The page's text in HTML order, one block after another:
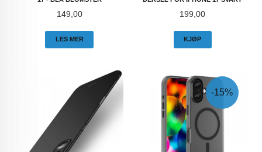
Pris
149,00
LES MER
Pris
199,00
KJØP
-15%